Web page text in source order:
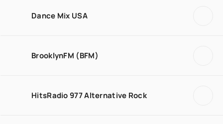
Dance Mix USA
BrooklynFM (BFM)
HitsRadio 977 Alternative Rock